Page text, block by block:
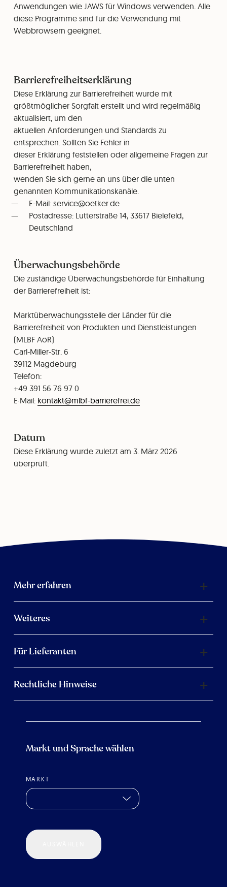
Anwendungen wie JAWS für Windows verwenden. Alle
diese Programme sind für die Verwendung mit
Webbrowsern geeignet.
Barrierefreiheitserklärung
Diese Erklärung zur Barrierefreiheit wurde mit
größtmöglicher Sorgfalt erstellt und wird regelmäßig
aktualisiert, um den
aktuellen Anforderungen und Standards zu
entsprechen. Sollten Sie Fehler in
dieser Erklärung feststellen oder allgemeine Fragen zur
Barrierefreiheit haben,
wenden Sie sich gerne an uns über die unten
genannten Kommunikationskanäle.
E-Mail: service@oetker.de
Postadresse: Lutterstraße 14, 33617 Bielefeld,
Deutschland
Überwachungsbehörde
Die zuständige Überwachungsbehörde für Einhaltung
der Barrierefreiheit ist:
Marktüberwachungsstelle der Länder für die
Barrierefreiheit von Produkten und Dienstleistungen
(MLBF AöR)
Carl-Miller-Str. 6
⁠39112 Magdeburg
Telefon:
+49 391 56 76 97 0
E·Mail: kontakt@mlbf-barrierefrei.de
Datum
Diese Erklärung wurde zuletzt am 3. März 2026
überprüft.
Mehr erfahren
Weiteres
Für Lieferanten
Rechtliche Hinweise
Markt und Sprache wählen
MARKT